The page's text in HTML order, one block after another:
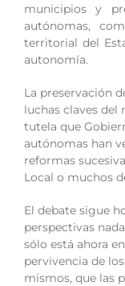
municipios y
autónomas,
territorial del
autonomía.
La preservación
luchas claves
tutela que
autónomas han
reformas
Local o muchos
El debate sigue
perspectivas
sólo está ahora
pervivencia de
mismos, que las